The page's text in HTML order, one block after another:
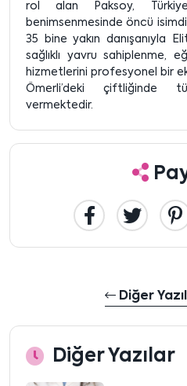
rol alan Paksoy,
benimsenmesinde öncü
35 bine yakın danışanıyla
sağlıklı yavru sahiplenme,
hizmetlerini profesyonel bir
Ömerli’deki çiftliğinde
vermektedir.
Diğer
Diğer Yazılar